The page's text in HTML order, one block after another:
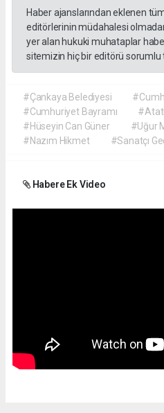
Haber ajanslarından eklenen
editörlerinin müdahalesi
yer alan hukuki muhataplar
sitemizin hiç bir editörü sorumlu
#Çankaya Belediyesi
#Cumhuriyet Bayramı
#Hüseyin Can Güner
#Uğur
#Nazım Hikmet
#Sanatçı
Habere Ek Video